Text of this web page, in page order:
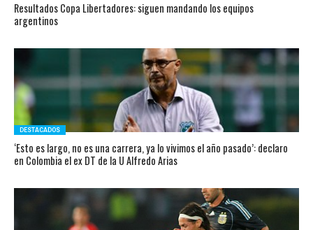
Resultados Copa Libertadores: siguen mandando los equipos
argentinos
DESTACADOS
‘Esto es largo, no es una carrera, ya lo vivimos el año pasado’: declaro
en Colombia el ex DT de la U Alfredo Arias